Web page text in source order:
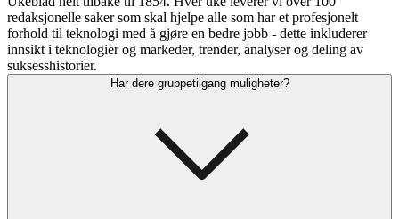
redaksjonelle saker som skal hjelpe alle som har et profesjonelt
forhold til teknologi med å gjøre en bedre jobb - dette inkluderer
innsikt i teknologier og markeder, trender, analyser og deling av
suksesshistorier.
Har dere gruppetilgang muligheter?